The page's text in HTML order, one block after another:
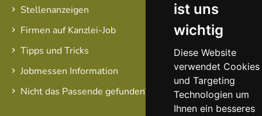
ist uns
wichtig
Diese Website
verwendet Cookies
und Targeting
Technologien um
Ihnen ein besseres
Stellenanzeigen
Firmen auf Kanzlei-Job
Tipps und Tricks
Jobmessen Information
Nicht das Passende gefunden?